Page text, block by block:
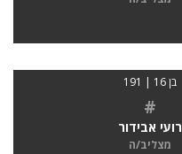
בן 16 | 191
#
רועי אבידור
מצליב/ה